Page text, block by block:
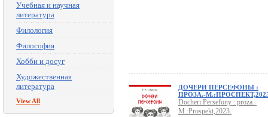
Учебная и научная
литература
Филология
Философия
Хобби и досуг
Художественная
литература
View All
ДОЧЕРИ ПЕРСЕФОНЫ :
ПРОЗА.-
Docheri Persefony : proza.-
M.:Prospekt,2023.